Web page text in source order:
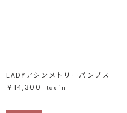
LADYアシンメトリーパンプス
￥14,300
tax in